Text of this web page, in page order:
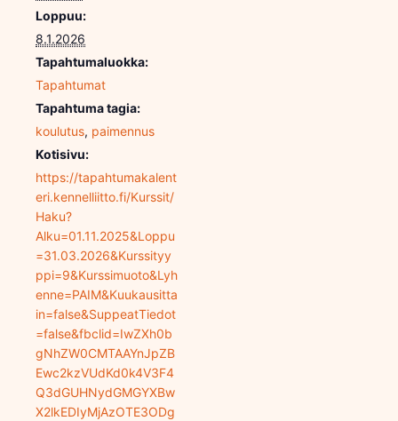
Loppuu:
8.1.2026
Tapahtumaluokka:
Tapahtumat
Tapahtuma tagia:
koulutus, paimennus
Kotisivu:
https://tapahtumakalent
eri.kennelliitto.fi/Kurssit/
Haku?
Alku=01.11.2025&Loppu
=31.03.2026&Kurssityy
ppi=9&Kurssimuoto&Lyh
enne=PAIM&Kuukausitta
in=false&SuppeatTiedot
=false&fbclid=IwZXh0b
gNhZW0CMTAAYnJpZB
Ewc2kzVUdKd0k4V3F4
Q3dGUHNydGMGYXBw
X2lkEDIyMjAzOTE3ODg